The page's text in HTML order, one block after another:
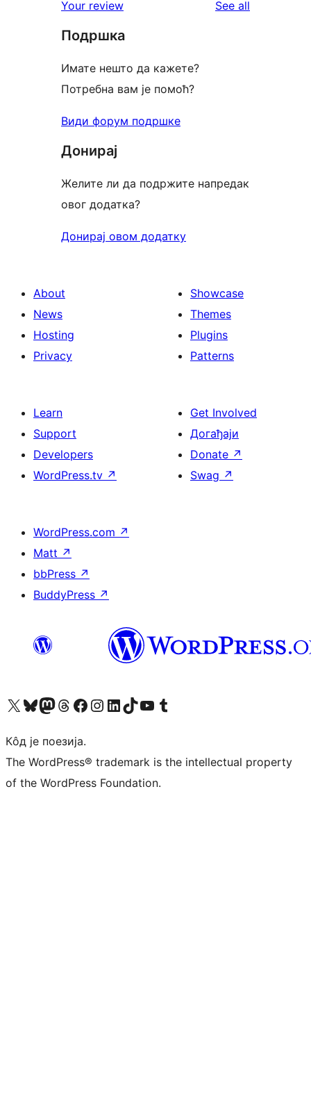
reviews
star
reviews
Your review See all
Подршка
Имате нешто да кажете?
Потребна вам је помоћ?
Види форум подршке
Донирај
Желите ли да подржите напредак
овог додатка?
Донирај овом додатку
About
News
Hosting
Privacy
Showcase
Themes
Plugins
Patterns
Learn
Support
Developers
WordPress.tv ↗
Get Involved
Догађаји
Donate ↗
Swag ↗
WordPress.com ↗
Matt ↗
bbPress ↗
BuddyPress ↗
Visit our X (formerly Twitter) account
Посетите наш Bluesky налог
Visit our Mastodon account
Посетите наш налог на Threads-у Visit our Facebook page
Посетите наш Инстаграм налог
Visit our LinkedIn account
Посетите наш TikTok налог
Visit our YouTube channel
Посетите наш Tumblr налог
Кôд је поезија.
The WordPress® trademark is the intellectual property
of the WordPress Foundation.